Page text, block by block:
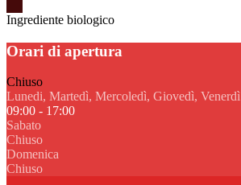
Ingrediente biologico
Orari di apertura
Chiuso
Lunedi, Martedì, Mercoledì, Giovedì, Venerdì
09:00 - 17:00
Sabato
Chiuso
Domenica
Chiuso